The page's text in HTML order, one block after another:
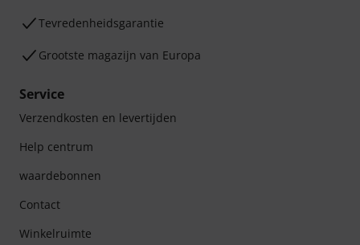
Tevredenheidsgarantie
Grootste magazijn van Europa
Service
Verzendkosten en levertijden
Help centrum
waardebonnen
Contact
Winkelruimte